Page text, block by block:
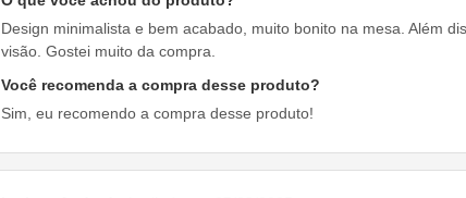
Design minimalista e bem acabado, muito bonito na mesa. Além
visão. Gostei muito da compra.
Você recomenda a compra desse produto?
Sim, eu recomendo a compra desse produto!